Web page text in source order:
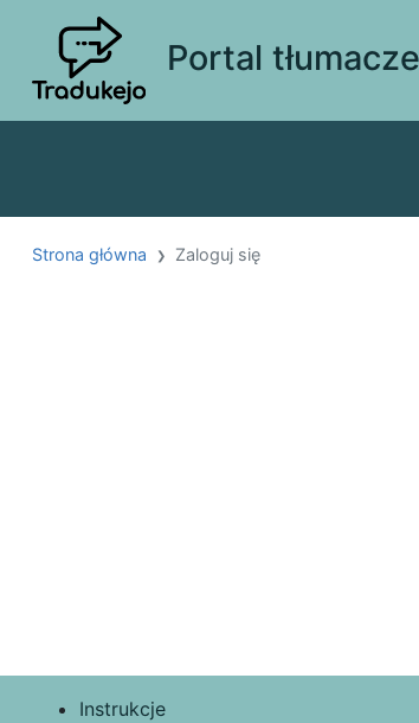
Portal
Strona główna Zaloguj się
Instrukcje